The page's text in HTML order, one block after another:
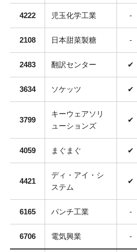
4222 児玉化学工業 -
2108 日本甜菜製糖 -
2483 翻訳センター ✔
3634 ソケッツ ✔
3799
キーウェアソリ
ューションズ
✔
4059 まぐまぐ ✔
4421
ディ・アイ・シ
ステム
✔
6165 パンチ工業 -
6706 電気興業 -